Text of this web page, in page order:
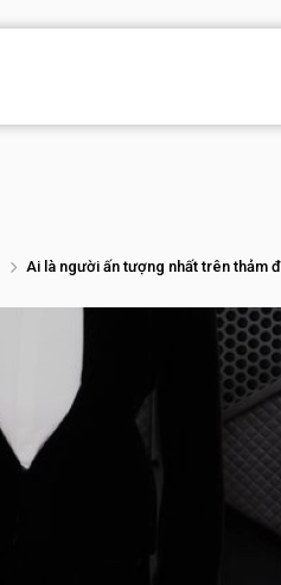
Ai là người ấn tượng nhất trên thảm